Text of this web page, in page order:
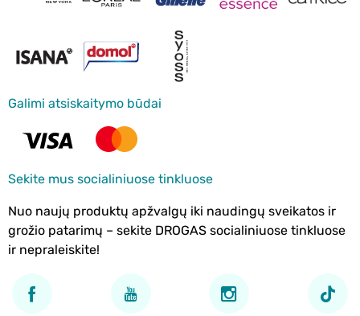
Galimi atsiskaitymo būdai
Sekite mus socialiniuose tinkluose
Nuo naujų produktų apžvalgų iki naudingų sveikatos ir
grožio patarimų – sekite DROGAS socialiniuose tinkluose
ir nepraleiskite!